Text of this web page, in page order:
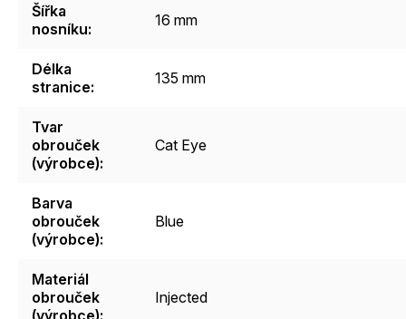
Šířka
nosníku: 16 mm
Délka
stranice: 135 mm
Tvar
obrouček
(výrobce):
Cat Eye
Barva
obrouček
(výrobce):
Blue
Materiál
obrouček
(výrobce):
Injected